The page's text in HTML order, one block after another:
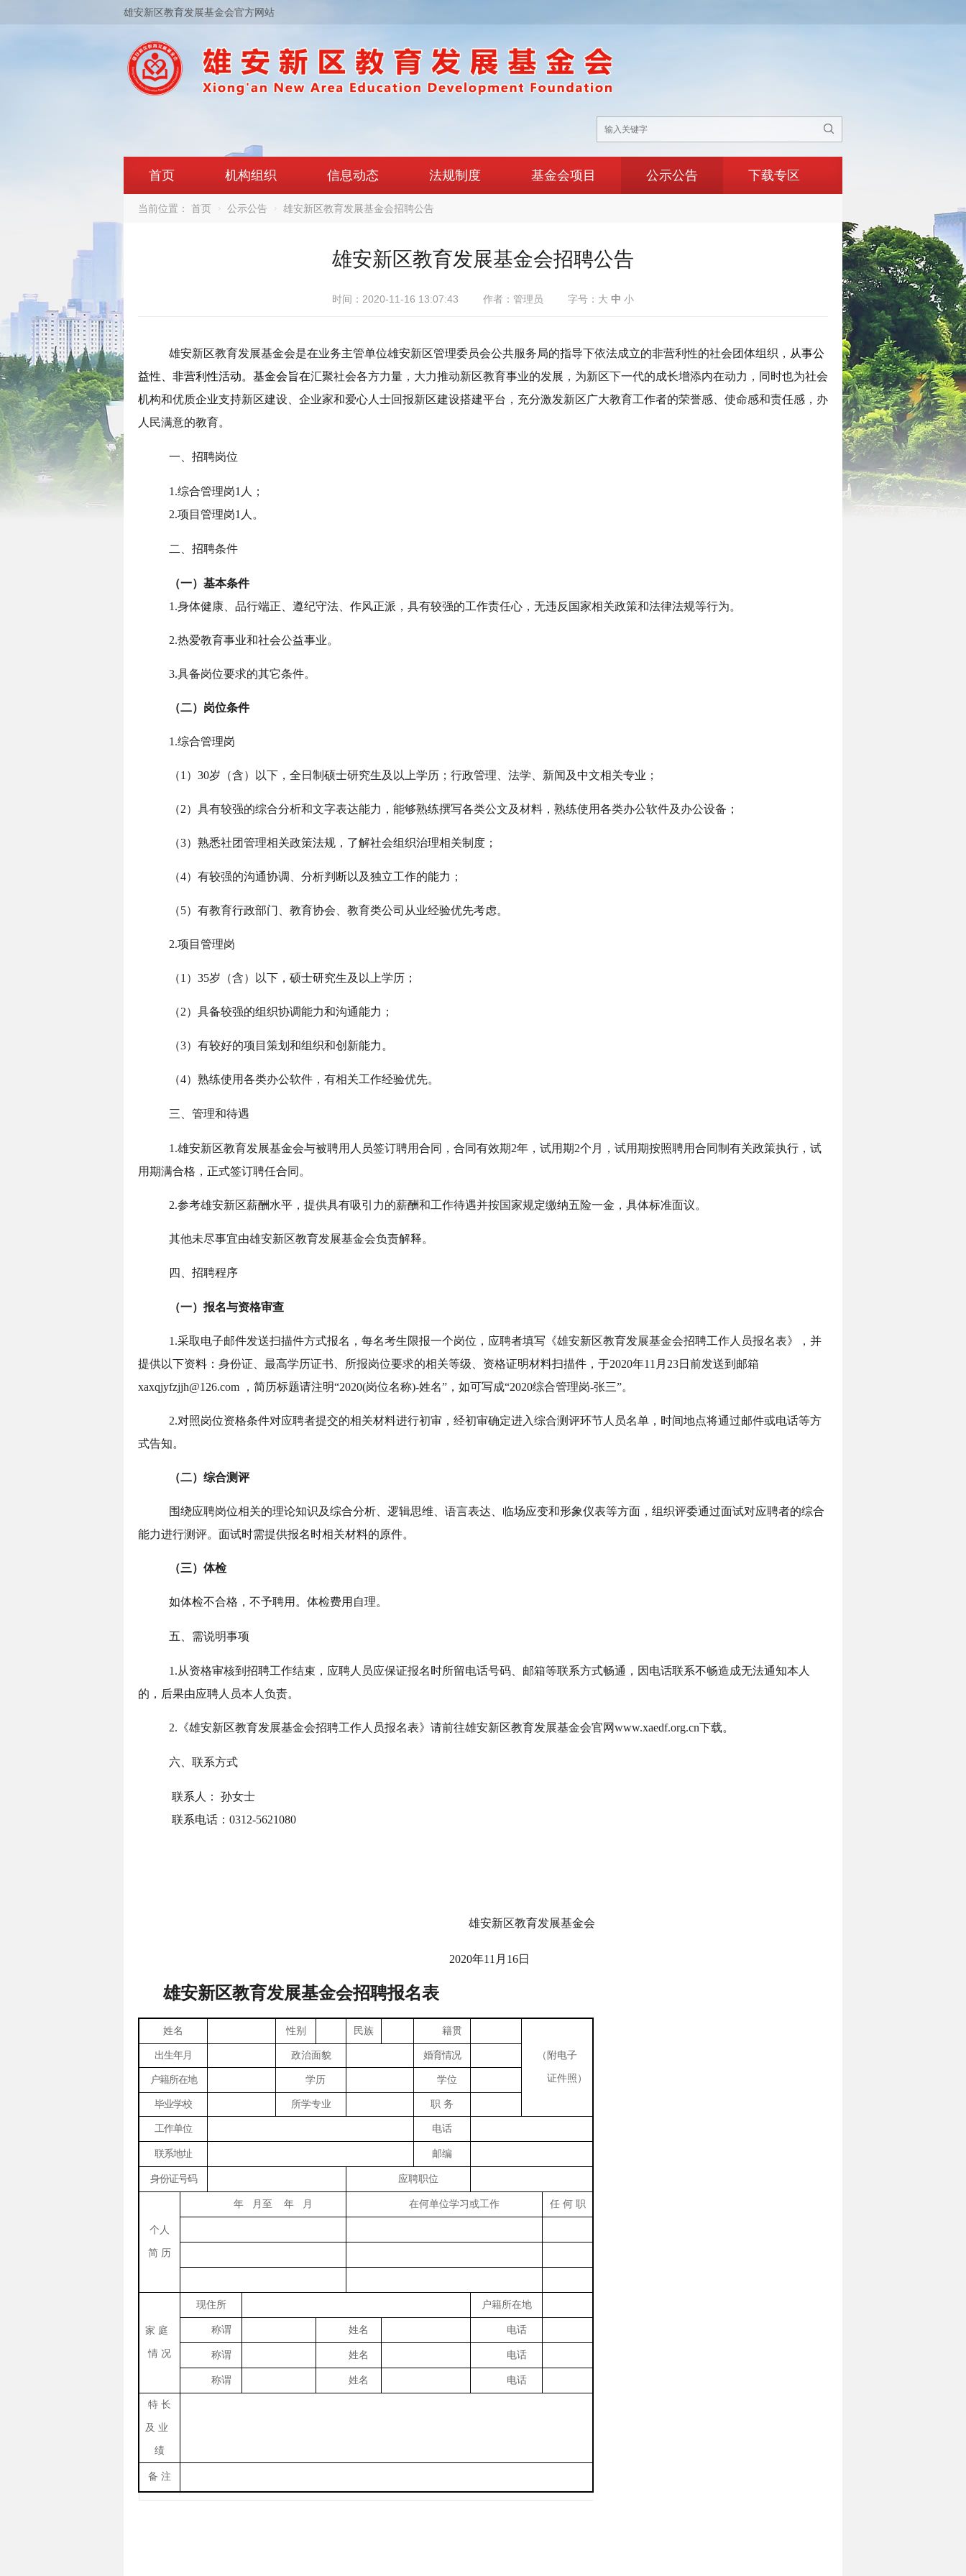
雄安新区教育发展基金会官方网站

首页 机构组织 信息动态 法规制度 基金会项目 公示公告 下载专区
当前位置： 首页 公示公告 雄安新区教育发展基金会招聘公告
雄安新区教育发展基金会招聘公告
时间：2020-11-16 13:07:43 作者：管理员 字号： 大 中 小
雄安新区教育发展基金会是在业务主管单位雄安新区管理委员会公共服务局的指导下依法成立的非营利性的社会团体组织， 从事公
益性、非营利性活动。基金会旨在汇聚社会各方力量，大力推动新区教育事业的发展，为新区下一代的成长增添内在动力，同时也为社会
机构和优质企业支持新区建设、企业家和爱心人士回报新区建设搭建平台，充分激发新区广大教育工作者的荣誉感、使命感和责任感，办
人民满意的教育。
一、招聘岗位
1.综合管理岗1人；
2.项目管理岗1人。
二、招聘条件
（一）基本条件
1.身体健康、品行端正、遵纪守法、作风正派，具有较强的工作责任心，无违反国家相关政策和法律法规等行为。
2.热爱教育事业和社会公益事业。
3.具备岗位要求的其它条件。
（二）岗位条件
1.综合管理岗
（1）30岁（含）以下，全日制硕士研究生及以上学历；行政管理、法学、新闻及中文相关专业；
（2）具有较强的综合分析和文字表达能力，能够熟练撰写各类公文及材料，熟练使用各类办公软件及办公设备；
（3）熟悉社团管理相关政策法规，了解社会组织治理相关制度；
（4）有较强的沟通协调、分析判断以及独立工作的能力；
（5）有教育行政部门、教育协会、教育类公司从业经验优先考虑。
2.项目管理岗
（1）35岁（含）以下，硕士研究生及以上学历；
（2）具备较强的组织协调能力和沟通能力；
（3）有较好的项目策划和组织和创新能力。
（4）熟练使用各类办公软件，有相关工作经验优先。
三、管理和待遇
1.雄安新区教育发展基金会与被聘用人员签订聘用合同，合同有效期2年，试用期2个月，试用期按照聘用合同制有关政策执行，试
用期满合格，正式签订聘任合同。
2.参考雄安新区薪酬水平，提供具有吸引力的薪酬和工作待遇并按国家规定缴纳五险一金，具体标准面议。
其他未尽事宜由雄安新区教育发展基金会负责解释。
四、招聘程序
（一）报名与资格审查
1.采取电子邮件发送扫描件方式报名，每名考生限报一个岗位，应聘者填写《雄安新区教育发展基金会招聘工作人员报名表》，并
提供以下资料：身份证、最高学历证书、所报岗位要求的相关等级、资格证明材料扫描件，于2020年11月23日前发送到邮箱
xaxqjyfzjjh@126.com ，简历标题请注明“2020(岗位名称)-姓名”，如可写成“2020综合管理岗-张三”。
2.对照岗位资格条件对应聘者提交的相关材料进行初审，经初审确定进入综合测评环节人员名单，时间地点将通过邮件或电话等方
式告知。
（二）综合测评
围绕应聘岗位相关的理论知识及综合分析、逻辑思维、语言表达、临场应变和形象仪表等方面，组织评委通过面试对应聘者的综合
能力进行测评。面试时需提供报名时相关材料的原件。
（三）体检
如体检不合格，不予聘用。体检费用自理。
五、需说明事项
1.从资格审核到招聘工作结束，应聘人员应保证报名时所留电话号码、邮箱等联系方式畅通，因电话联系不畅造成无法通知本人
的，后果由应聘人员本人负责。
2.《雄安新区教育发展基金会招聘工作人员报名表》请前往雄安新区教育发展基金会官网www.xaedf.org.cn下载。
六、联系方式
联系人： 孙女士
联系电话：0312-5621080
雄安新区教育发展基金会
2020年11月16日
雄安新区教育发展基金会招聘报名表
姓名 性别 民族 籍贯
（附电子
证件照）
出生年月 政治面貌 婚育情况
户籍所在地 学历 学位
毕业学校 所学专业 职 务
工作单位 电话
联系地址 邮编
身份证号码 应聘职位
个人
简 历
年 月至 年 月 在何单位学习或工作 任 何 职
家 庭
情 况
现住所 户籍所在地
称谓 姓名 电话
称谓 姓名 电话
称谓 姓名 电话
特 长
及 业
绩
备 注